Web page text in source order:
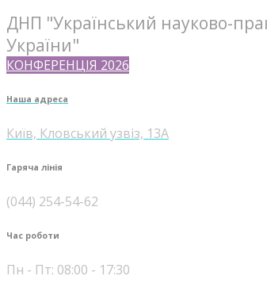
ДНП "Український науково-
України"
КОНФЕРЕНЦІЯ 2026
Наша адреса
Київ, Кловський узвіз, 13А
Гаряча лінія
(044) 254-54-62
Час роботи
Пн - Пт: 08:00 - 17:30